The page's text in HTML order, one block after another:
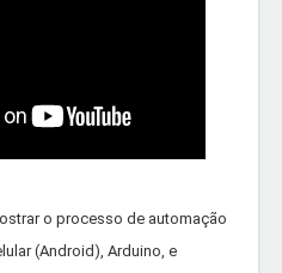
o processo de automação
(Android), Arduino, e